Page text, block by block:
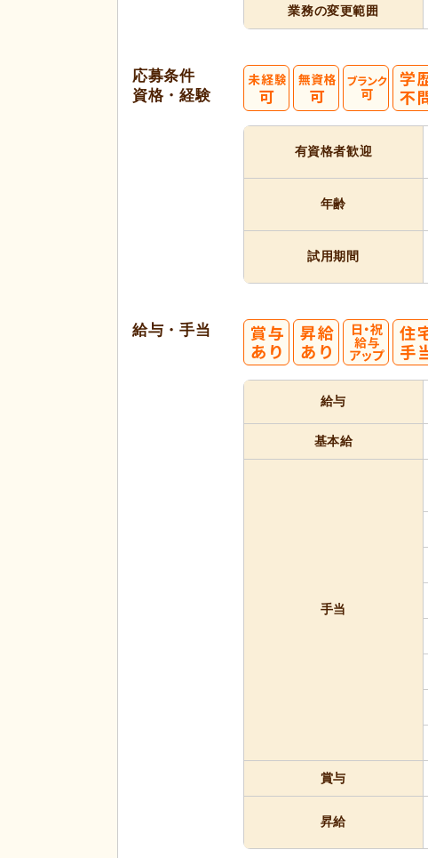
業務の変更範囲
応募条件
資格・経験
有資格者歓迎
年齢
試用期間
給与・手当
給与
基本給
手当
賞与
昇給